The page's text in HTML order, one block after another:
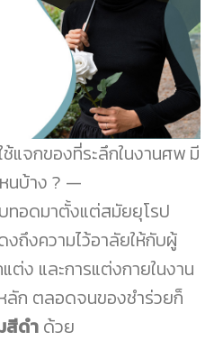
แจกของที่ระลึกในงานศพ มี
นบ้าง ?
ทอดมาตั้งแต่สมัยยุโรป
ถึงความไว้อาลัยให้กับผู้
ง และการแต่งกายในงาน
ก ตลอดจนของชำร่วยก็
สีดำด้วย